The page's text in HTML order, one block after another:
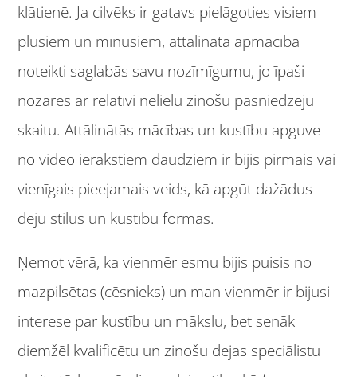
klātienē. Ja cilvēks ir gatavs pielāgoties visiem
plusiem un mīnusiem, attālinātā apmācība
noteikti saglabās savu nozīmīgumu, jo īpaši
nozarēs ar relatīvi nelielu zinošu pasniedzēju
skaitu. Attālinātās mācības un kustību apguve
no video ierakstiem daudziem ir bijis pirmais vai
vienīgais pieejamais veids, kā apgūt dažādus
deju stilus un kustību formas.
Ņemot vērā, ka vienmēr esmu bijis puisis no
mazpilsētas (cēsnieks) un man vienmēr ir bijusi
interese par kustību un mākslu, bet senāk
diemžēl kvalificētu un zinošu dejas speciālistu